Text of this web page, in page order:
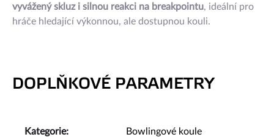
vyvážený skluz i silnou reakci na breakpointu, ideální pro
hráče hledající výkonnou, ale dostupnou kouli.
DOPLŇKOVÉ PARAMETRY
Kategorie: Bowlingové koule